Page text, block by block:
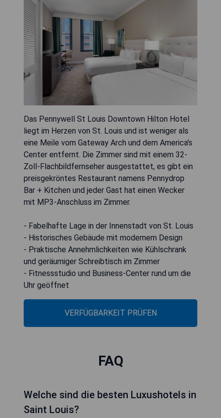
Das Pennywell St Louis Downtown Hilton Hotel
liegt im Herzen von St. Louis und ist weniger als
eine Meile vom Gateway Arch und dem America's
Center entfernt. Die Zimmer sind mit einem 32-
Zoll-Flachbildfernseher ausgestattet, es gibt ein
preisgekröntes Restaurant namens Pennydrop
Bar + Kitchen und jeder Gast hat einen Wecker
mit MP3-Anschluss im Zimmer.
- Fabelhafte Lage in der Innenstadt von St. Louis
- Historisches Gebäude mit modernem Design
- Praktische Annehmlichkeiten wie Kühlschrank
und geräumiger Schreibtisch im Zimmer
- Fitnessstudio und Business-Center rund um die
Uhr geöffnet
VERFÜGBARKEIT PRÜFEN
FAQ
Welche sind die besten Luxushotels in
Saint Louis?